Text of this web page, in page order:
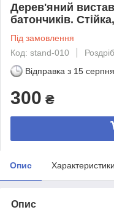
Дерев'яний
батончиків.
Під замовлення
Код: stand-010
Роздріб
Відправка з 15
300 ₴
Опис Характеристики
Опис